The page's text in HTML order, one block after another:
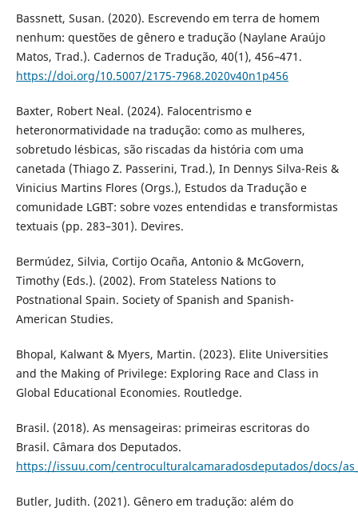
Bassnett, Susan. (2020). Escrevendo em terra de homem
nenhum: questões de gênero e tradução (Naylane Araújo
Matos, Trad.). Cadernos de Tradução, 40(1), 456–471.
https://doi.org/10.5007/2175-7968.2020v40n1p456
Baxter, Robert Neal. (2024). Falocentrismo e
heteronormatividade na tradução: como as mulheres,
sobretudo lésbicas, são riscadas da história com uma
canetada (Thiago Z. Passerini, Trad.), In Dennys Silva-Reis &
Vinicius Martins Flores (Orgs.), Estudos da Tradução e
comunidade LGBT: sobre vozes entendidas e transformistas
textuais (pp. 283–301). Devires.
Bermúdez, Silvia, Cortijo Ocaña, Antonio & McGovern,
Timothy (Eds.). (2002). From Stateless Nations to
Postnational Spain. Society of Spanish and Spanish-
American Studies.
Bhopal, Kalwant & Myers, Martin. (2023). Elite Universities
and the Making of Privilege: Exploring Race and Class in
Global Educational Economies. Routledge.
Brasil. (2018). As mensageiras: primeiras escritoras do
Brasil. Câmara dos Deputados.
https://issuu.com/centroculturalcamaradosdeputados/docs/
Butler, Judith. (2021). Gênero em tradução: além do